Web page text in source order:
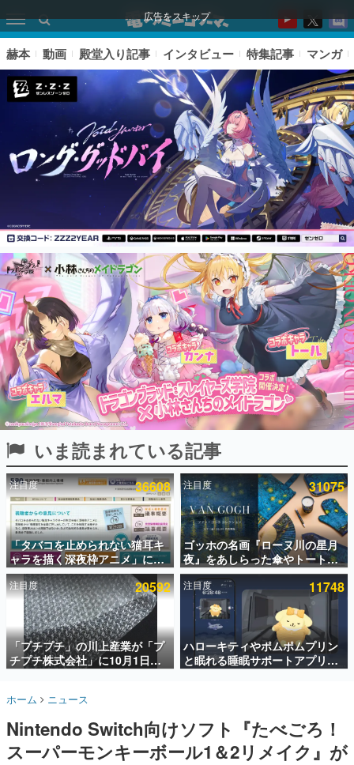
広告をスキップ
ピックアップ
電ファミのいま読まれている記事ランキング
アプリセール情報
インタビュー
連載・特集一覧
殿堂入り記事
SNS拡散数が数千以上！ ページビュー数万以上！ などな
ど。多くの人々に読まれた、電ファミ渾身の“殿堂入り”記
事をまとめました。
ゲームの企画書
名作ゲームクリエイターの方々に製作時のエピソードをお
聞きし、ヒットする企画（ゲーム）とは何か？を探ってい
きます。
赫本
この物語を解いてはいけない。『赫本』は、〈試験問題〉
の形をした短編ホラー小説集です。
新世代に訊く
これからのデジタルゲーム市場を担う若きクリエイター達
の姿を追い、彼らのルーツと情熱を探っていきます。
ゲームに多大な影響を受けた作家さんに取材し、ゲームが
日本のコンテンツ産業やカルチャーに与えた影響を探る企
画です。
日本モバイルゲーム産業史
赫本 動画 殿堂入り記事 インタビュー 特集記事 マンガ
いま読まれている記事
注目度 36608
「タバコを止められない猫耳キ
ャラを描く深夜枠アニメ」に視
聴者の一部から批判意見。違法
薬物の使用と思わしき描写も含
めて、BPOが議論を交わす
注目度 31075
ゴッホの名画『ローヌ川の星月
夜』をあしらった傘やトートバ
ッグなどが登場。8月7日21時よ
り2日間限定で予約販売
注目度 20592
「プチプチ」の川上産業が「プ
チプチ株式会社」に10月1日よ
り社名変更へ。創業58年で初め
なじみの緩衝材が会社の名前に
注目度 11748
ハローキティやポムポムプリン
と眠れる睡眠サポートアプリ
『ゆめたび』が配信中。キャラ
ホーム ニュース
Nintendo Switch向けソフト『たべごろ！
スーパーモンキーボール1＆2リメイク』が